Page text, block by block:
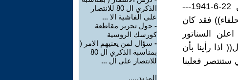
العسكري على الاتحاد السوفيتي خلال 3--4 شهور وبالتحديد من 22-6-1941---
اما موقف (( الحلفاء)) فقد كان
يمثل ازدواجية المعايير والكيل بمكيالين ،بدليل في 24-6-1941 اعلن السناتور
اذا رأينا بأن
ستنتصر فعلينا
الذكري ال 80 للانتصار
على الفاشية الا ...
- حول تحرير مقاطعة
كورسك الروسية
- سؤال لمن يعنيهم الامر (
بمناسبة الذكري ال 80
للانتصار على ال ...
المزيد.....